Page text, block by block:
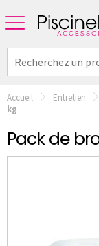
Accueil Entretien
kg
Pack de